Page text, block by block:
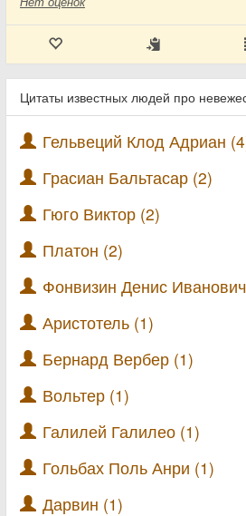
Цитаты известных людей про
Гельвеций Клод Адриан
Грасиан Бальтасар (2)
Гюго Виктор (2)
Платон (2)
Фонвизин Денис
Аристотель (1)
Бернард Вербер (1)
Вольтер (1)
Галилей Галилео (1)
Гольбах Поль Анри (1)
Дарвин (1)